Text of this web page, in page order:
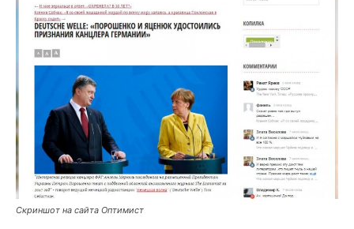
Скриншот на сайта Оптимист